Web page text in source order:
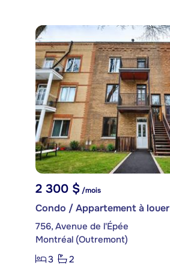
2 300 $/mois
Condo / Appartement à louer
756, Avenue de l'Épée
Montréal (Outremont)
3
2